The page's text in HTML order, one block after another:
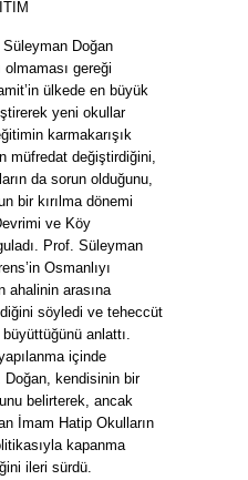
Doğan
gereği
ülkede en büyük
yeni okullar
karmakarışık
müfredat değiştirdiğini,
da sorun olduğunu,
bir kırılma dönemi
ve Köy
Prof. Süleyman
Osmanlıyı
ahalinin arasına
söyledi ve teheccüt
anlattı.
içinde
Doğan, kendisinin bir
belirterek, ancak
İmam Hatip Okulların
kapanma
ileri sürdü.